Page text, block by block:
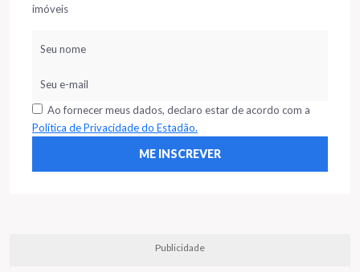
imóveis
Ao fornecer meus dados, declaro estar de acordo com a
Política de Privacidade do Estadão.
Publicidade